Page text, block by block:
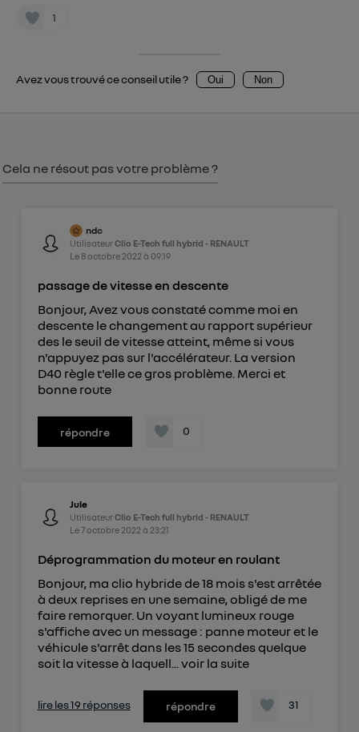
1
Avez vous trouvé ce conseil utile ? Oui Non
Cela ne résout pas votre problème ?
ndc
UtilisateurClio E-Tech full hybrid - RENAULT
Le 8 octobre 2022 à 09:19
passage de vitesse en descente
Bonjour, Avez vous constaté comme moi en
descente le changement au rapport supérieur
des le seuil de vitesse atteint, même si vous
n'appuyez pas sur l'accélérateur. La version
D40 règle t'elle ce gros problème. Merci et
bonne route
répondre 0
Jule
UtilisateurClio E-Tech full hybrid - RENAULT
Le7 octobre 2022 à 23:21
Déprogrammation du moteur en roulant
Bonjour, ma clio hybride de 18 mois s'est arrêtée
à deux reprises en une semaine, obligé de me
faire remorquer. Un voyant lumineux rouge
s'affiche avec un message : panne moteur et le
véhicule s'arrêt dans les 15 secondes quelque
soit la vitesse à laquell... voir la suite
lire les 19 réponses répondre 31
même connexion et ayant consenties se verront
sur la navigation des membres du foyer ayant consentis.
, la personnalisation sera basée
") ou via la page « gérer Utiq » en bas de ce site.
Pour plus d'informations, veuillez consulter